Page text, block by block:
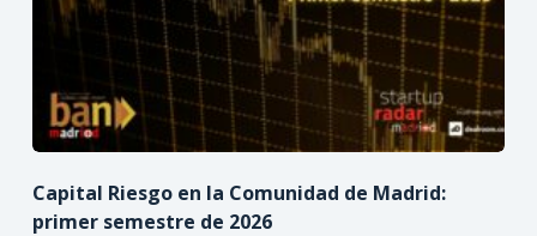
Capital Riesgo en la Comunidad de Madrid:
primer semestre de 2026